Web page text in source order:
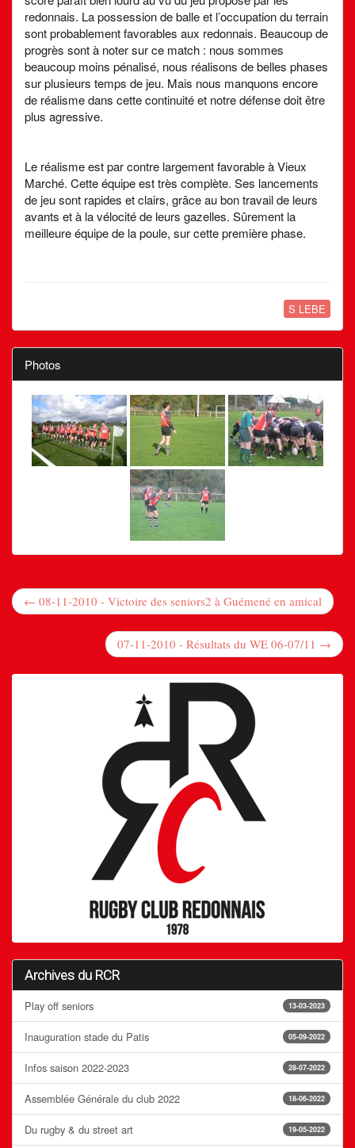
redonnais. La possession de balle et l’occupation du terrain
sont probablement favorables aux redonnais. Beaucoup de
progrès sont à noter sur ce match : nous sommes
beaucoup moins pénalisé, nous réalisons de belles phases
sur plusieurs temps de jeu. Mais nous manquons encore
de réalisme dans cette continuité et notre défense doit être
plus agressive.
Le réalisme est par contre largement favorable à Vieux
Marché. Cette équipe est très complète. Ses lancements
de jeu sont rapides et clairs, grâce au bon travail de leurs
avants et à la vélocité de leurs gazelles. Sûrement la
meilleure équipe de la poule, sur cette première phase.
S LEBE
Photos
← 08-11-2010 - Victoire des seniors2 à Guémené en amical
07-11-2010 - Résultats du WE 06-07/11 →
Archives du RCR
13-03-2023
Play off seniors
05-09-2022
Inauguration stade du Patis
28-07-2022
Infos saison 2022-2023
18-06-2022
Assemblée Générale du club 2022
19-05-2022
Du rugby & du street art